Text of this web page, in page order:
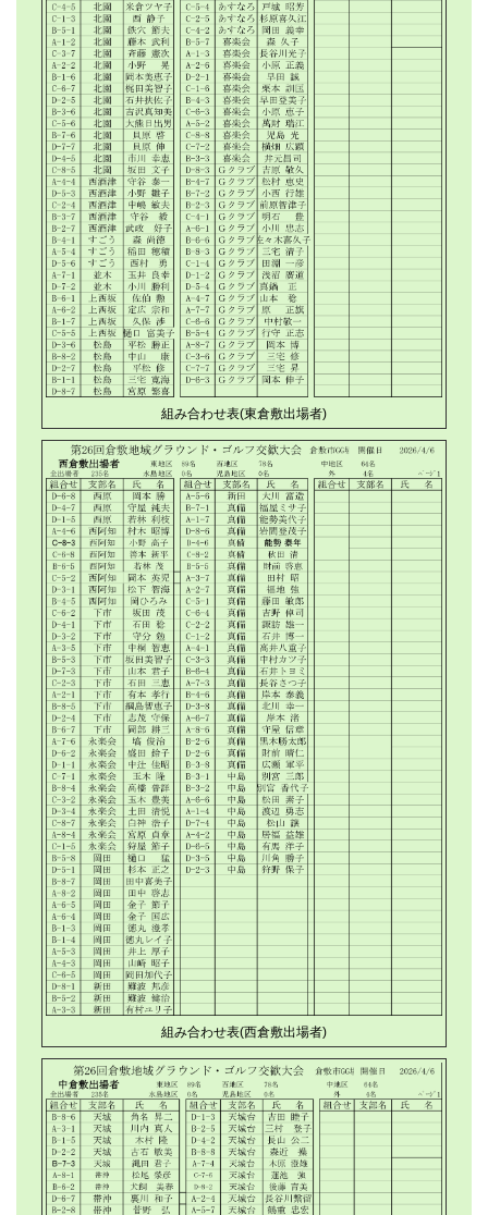
組み合わせ表(東倉敷出場者)
組み合わせ表(西倉敷出場者)